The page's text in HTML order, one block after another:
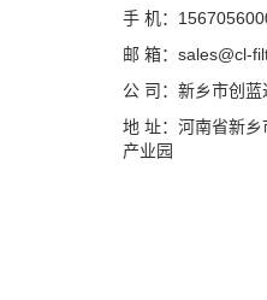
手 机：
邮 箱：sales@cl-
公 司：新乡市创
地 址：河南省新
产业园